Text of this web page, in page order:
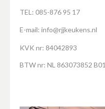
TEL: 085-876 95 17
E-mail: info@rjjkeukens.nl
KVK nr: 84042893
BTW nr: NL 863073852 B01